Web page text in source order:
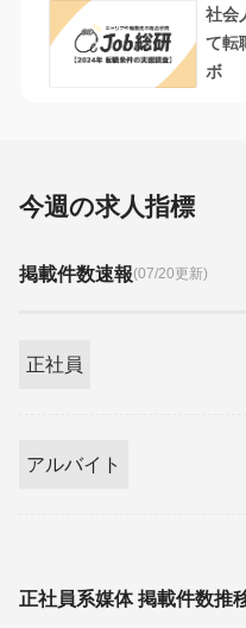
社会
て転
ボ
今週の求人指標
掲載件数速報(07/20更新)
正社員
アルバイト
正社員系媒体 掲載件数推